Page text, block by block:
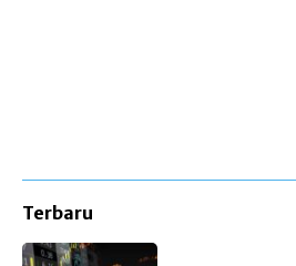
Terbaru